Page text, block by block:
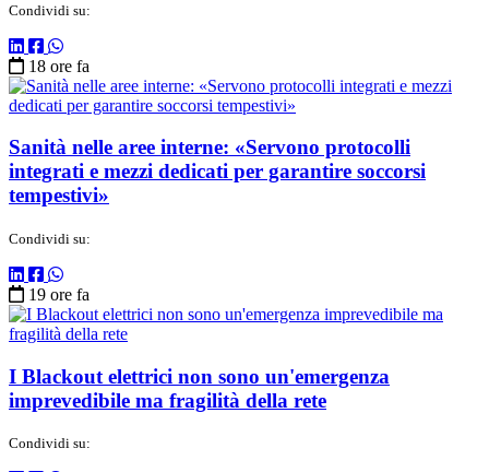
Condividi su:
18 ore fa
Sanità nelle aree interne: «Servono protocolli
integrati e mezzi dedicati per garantire soccorsi
tempestivi»
Condividi su:
19 ore fa
I Blackout elettrici non sono un'emergenza
imprevedibile ma fragilità della rete
Condividi su: